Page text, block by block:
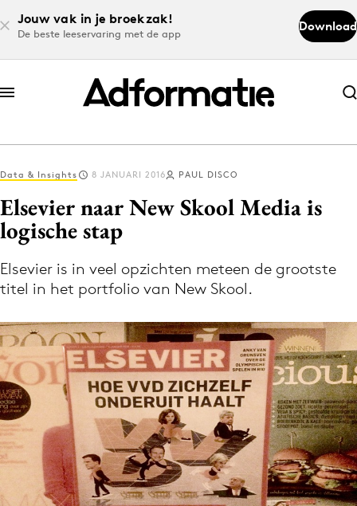
Jouw vak in je broekzak!
De beste leeservaring met de app
Download
Abonneer nu
Abonneer nu
Log in
Volg het laatste nieuws via de Adformatie
Nieuws app
Menu
Home
9 sept: GenAI-training
12 nov: MarketingLive!
Data & Insights 8 JANUARI 2016 PAUL DISCO
Elsevier naar New Skool Media is
logische stap
Elsevier is in veel opzichten meteen de grootste
titel in het portfolio van New Skool.